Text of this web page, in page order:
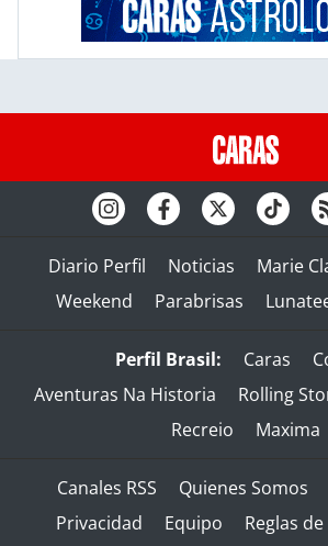
Diario Perfil Noticias Marie
Weekend
Parabrisas
Perfil Brasil: Caras
Aventuras Na Historia
Rolling
Recreio
Maxima
Canales RSS Quienes Somos
Privacidad
Equipo Reglas